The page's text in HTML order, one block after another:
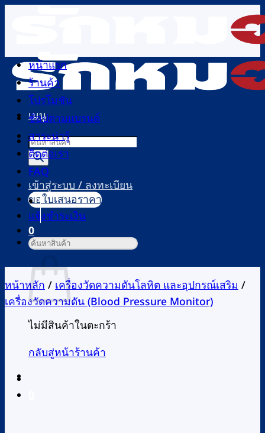
เนื้อหา
เมนู
Products
search
เข้าสู่ระบบ / ลงทะเบียน
0
ตะกร้าสินค้า
ไม่มีสินค้าในตะกร้า
กลับสู่หน้าร้านค้า
หน้าแรก
ร้านค้า
โปรโมชัน
ช้อปตามแบรนด์
สาระน่ารู้
ติดต่อเรา
FAQ
ขอใบเสนอราคา
แจ้งชำระเงิน
ค้นหา:
หน้าหลัก/เครื่องวัดความดันโลหิต และอุปกรณ์เสริม/
เครื่องวัดความดัน (Blood Pressure Monitor)